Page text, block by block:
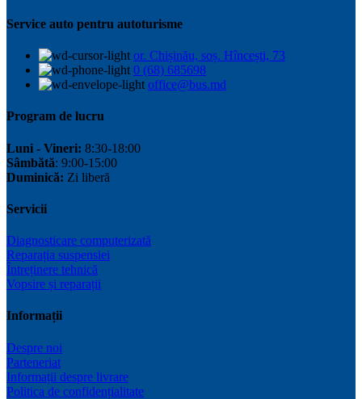
Service auto pentru autoturisme
or. Chișinău, soș. Hîncești, 73
0 (68) 685698
office@bus.md
Program de lucru
Luni - Vineri: 8:30-18:00
Sâmbătă: 9:00-15:00
Duminică: Zi liberă
Servicii
Diagnosticare computerizată
Reparația suspensiei
Întreținere tehnică
Vopsire și reparații
Informații
Despre noi
Parteneriat
Informații despre livrare
Politica de confidențialitate